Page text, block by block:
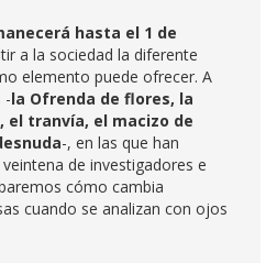
hasta el 1 de
a la sociedad la diferente
elemento puede ofrecer. A
-la Ofrenda de flores, la
el tranvía, el macizo de
-, en las que han
de investigadores e
cómo cambia
cuando se analizan con ojos